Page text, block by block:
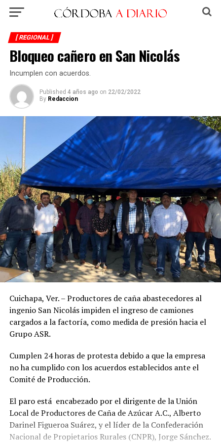
[ REGIONAL ]
Bloqueo cañero en San Nicolás
Incumplen con acuerdos.
Published 4 años ago on 22/02/2022
By Redaccion
Cuichapa, Ver. – Productores de caña abastecedores al
ingenio San Nicolás impiden el ingreso de camiones
cargados a la factoría, como medida de presión hacia el
Grupo ASR.
Cumplen 24 horas de protesta debido a que la empresa
no ha cumplido con los acuerdos establecidos ante el
Comité de Producción.
El paro está encabezado por el dirigente de la Unión
Local de Productores de Caña de Azúcar A.C., Alberto
Darinel Figueroa Suárez, y el líder de la Confederación
Nacional de Propietarios Rurales (CNPR), Jorge Sánchez.